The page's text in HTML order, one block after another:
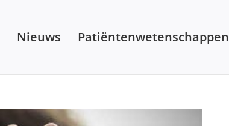
Nieuws Patiëntenwetenschappen